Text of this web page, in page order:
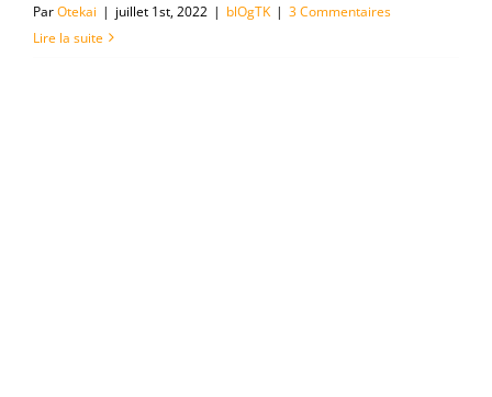
ParOtekai | juillet 1st, 2022 | blOgTK | 3 Commentaires
Lire la suite